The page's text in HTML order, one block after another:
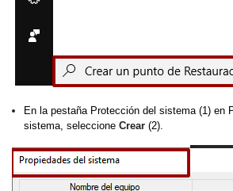
En la pestaña Protección del sistema (1) en
sistema, seleccione Crear (2).